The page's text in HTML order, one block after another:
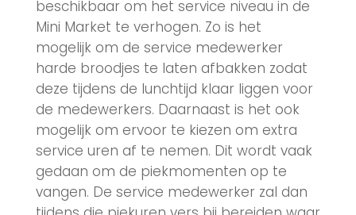
beschikbaar om het service niveau in de
Mini Market te verhogen. Zo is het
mogelijk om de service medewerker
harde broodjes te laten afbakken zodat
deze tijdens de lunchtijd klaar liggen voor
de medewerkers. Daarnaast is het ook
mogelijk om ervoor te kiezen om extra
service uren af te nemen. Dit wordt vaak
gedaan om de piekmomenten op te
vangen. De service medewerker zal dan